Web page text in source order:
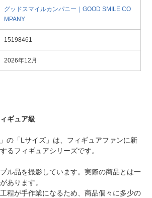
グッドスマイルカンパニー｜GOOD SMILE CO
MPANY
15198461
2026年12月
ギュア級
」の「Lサイズ」は、フィギュアファンに新
るフィギュアシリーズです。
ル品を撮影しています。実際の商品とは一
あります。
程が手作業になるため、商品個々に多少の